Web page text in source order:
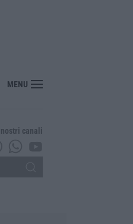
dei Conti. Assolti Lucano e gli altri
MENU
canali